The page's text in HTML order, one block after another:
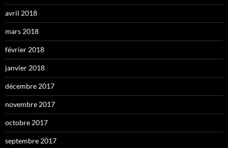
avril 2018
mars 2018
février 2018
janvier 2018
décembre 2017
novembre 2017
octobre 2017
septembre 2017